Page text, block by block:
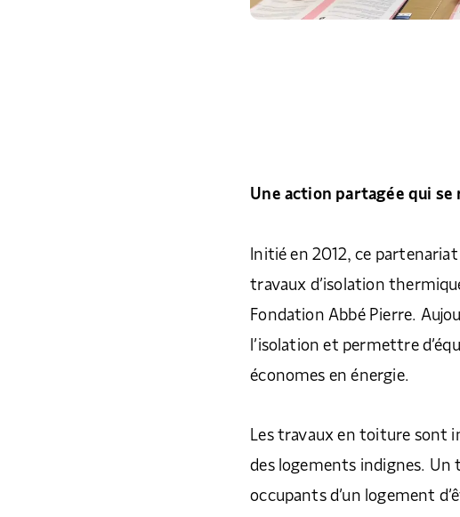
Une action partagée qui se
Initié en 2012, ce
travaux d’isolation
Fondation Abbé Pierre.
l’isolation et permettre
économes en énergie.
Les travaux en toiture sont
des logements indignes.
occupants d’un logement